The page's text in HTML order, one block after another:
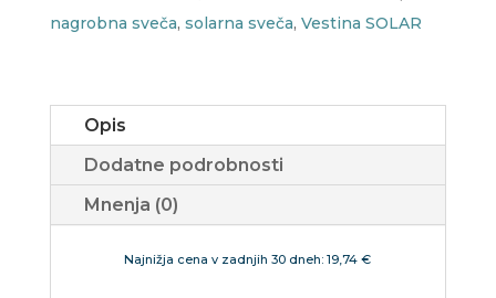
dni
količina
nagrobna sveča, solarna sveča, Vestina SOLAR
Opis
Dodatne podrobnosti
Mnenja (0)
Najnižja cena v zadnjih 30 dneh: 19,74 €